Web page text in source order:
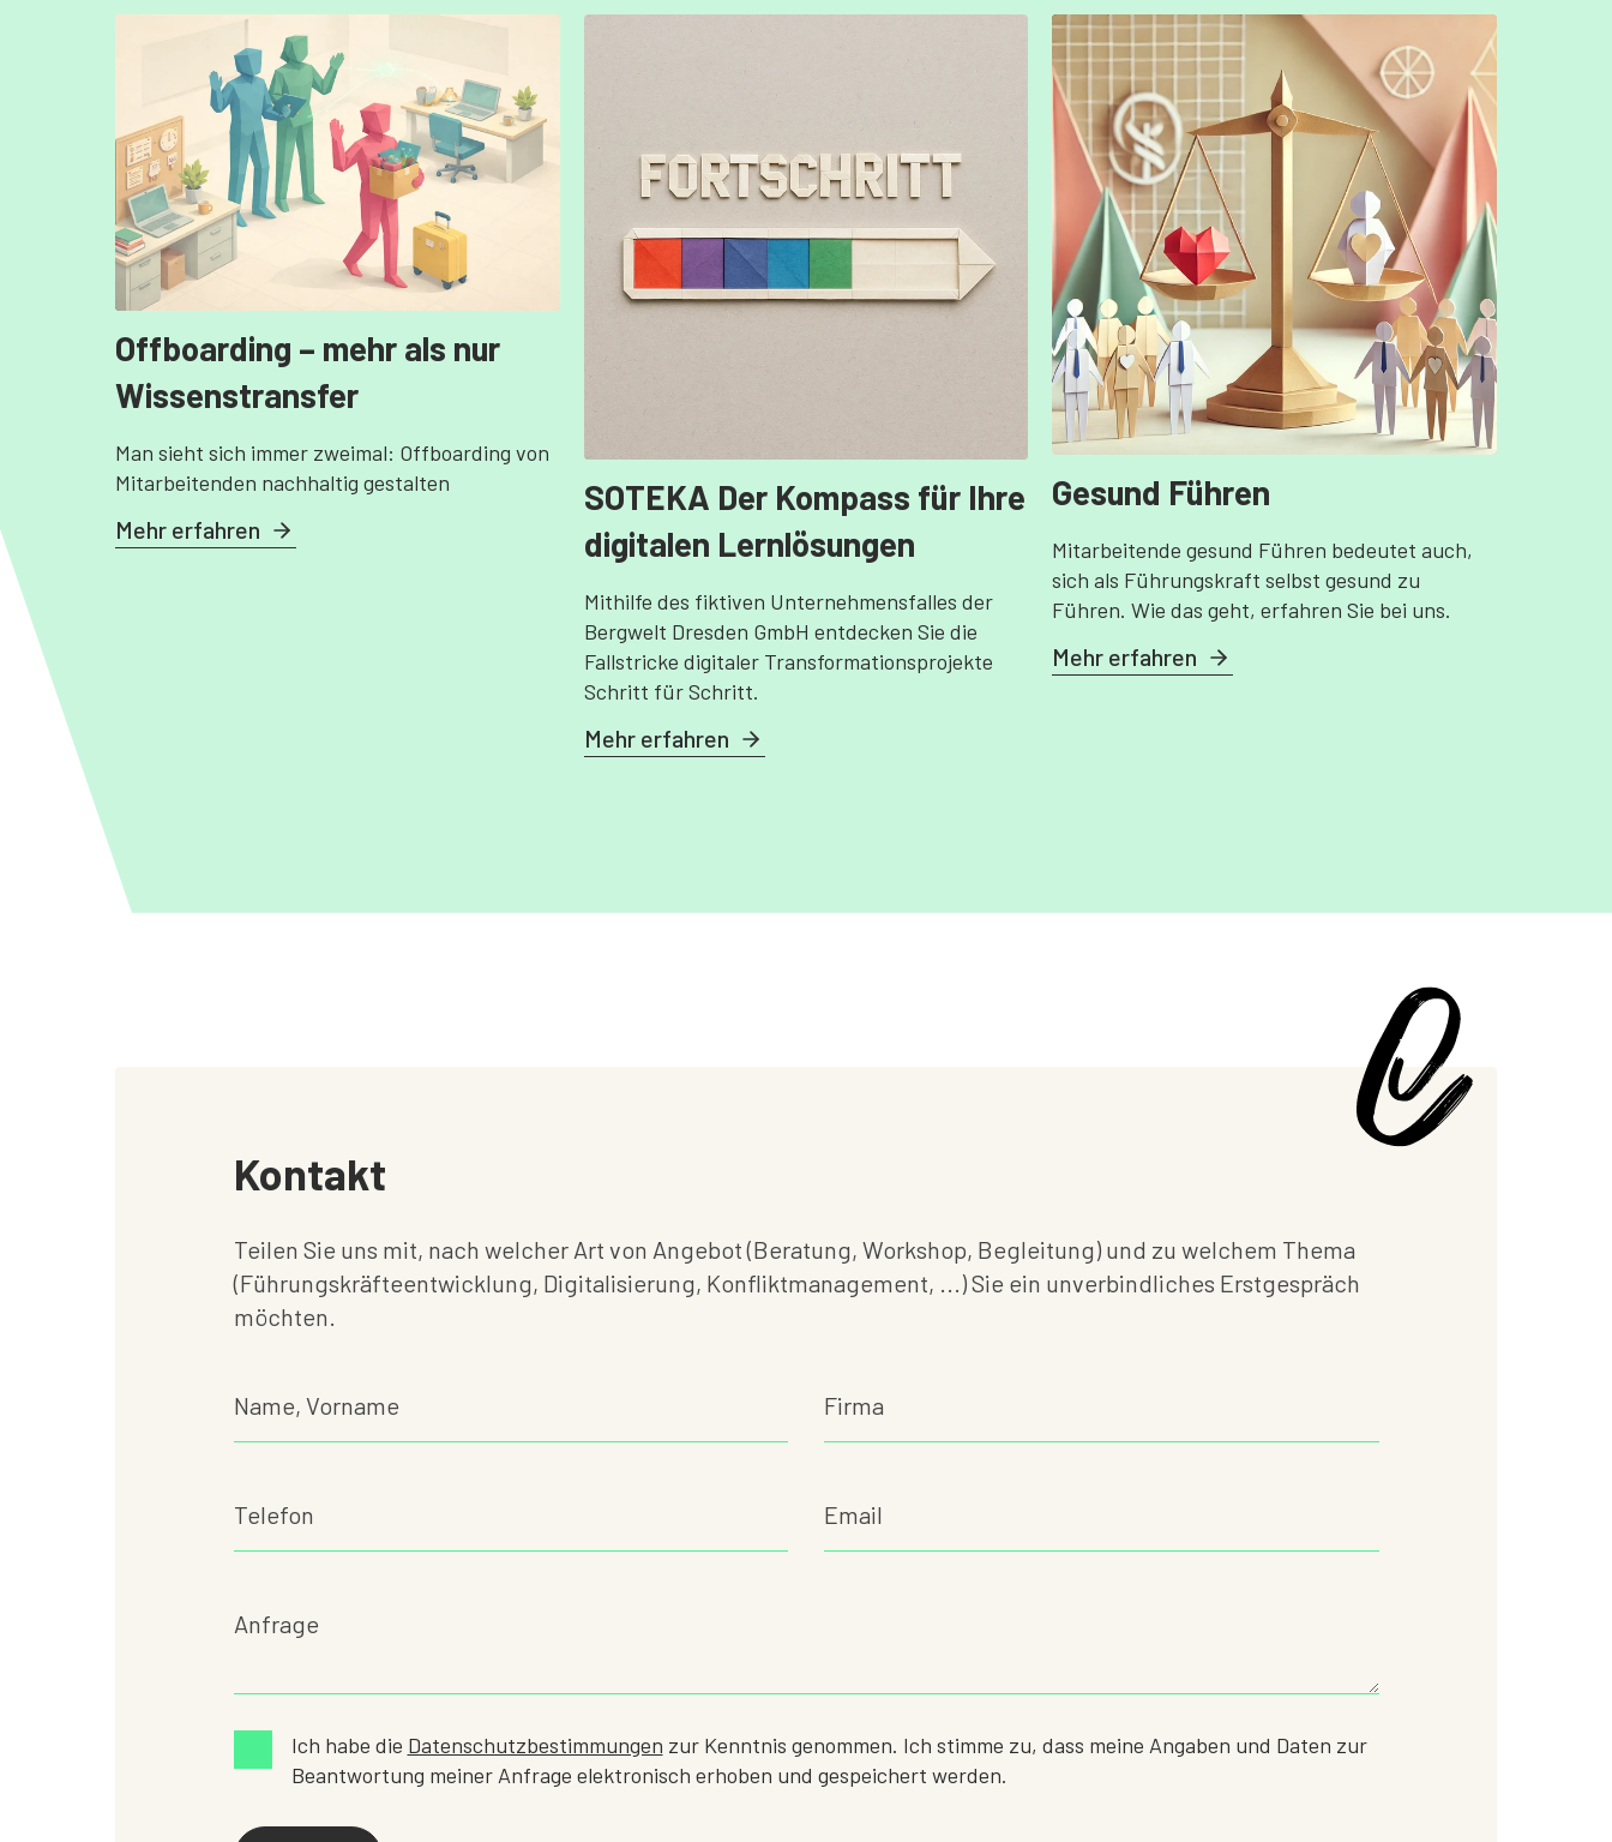
Offboarding – mehr als nur
Wissenstransfer
Man sieht sich immer zweimal: Offboarding von
Mitarbeitenden nachhaltig gestalten
Mehr erfahren
SOTEKA Der Kompass für Ihre
digitalen Lernlösungen
Mithilfe des fiktiven Unternehmensfalles der
Bergwelt Dresden GmbH entdecken Sie die
Fallstricke digitaler Transformationsprojekte
Schritt für Schritt.
Mehr erfahren
Gesund Führen
Mitarbeitende gesund Führen bedeutet auch,
sich als Führungskraft selbst gesund zu
Führen. Wie das geht, erfahren Sie bei uns.
Mehr erfahren
Kontakt
Teilen Sie uns mit, nach welcher Art von Angebot (Beratung, Workshop, Begleitung) und zu welchem Thema
(Führungskräfteentwicklung, Digitalisierung, Konfliktmanagement, ...) Sie ein unverbindliches Erstgespräch
möchten.
Ich habe die Datenschutzbestimmungen zur Kenntnis genommen. Ich stimme zu, dass meine Angaben und Daten zur
Beantwortung meiner Anfrage elektronisch erhoben und gespeichert werden.